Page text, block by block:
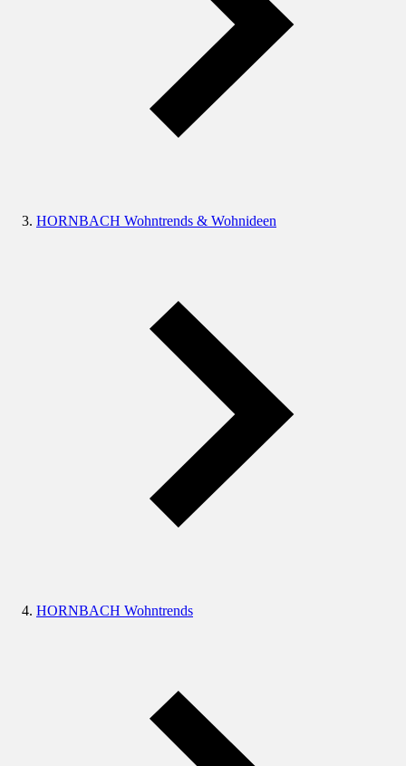
HORNBACH Wohntrends & Wohnideen
HORNBACH Wohntrends